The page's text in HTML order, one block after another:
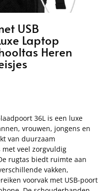
USB
Laptop
Heren
36L is een luxe
vrouwen, jongens en
van duurzaam
veel zorgvuldig
rugtas biedt ruimte aan
vakken,
voorvak met USB-poort